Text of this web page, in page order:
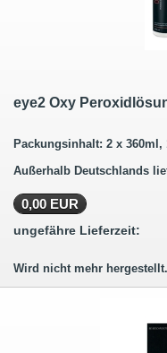
Packungsinhalt: 2 x
Außerhalb Deutschlands
0,00 EUR
ungefähre Lieferzeit:
Wird nicht mehr